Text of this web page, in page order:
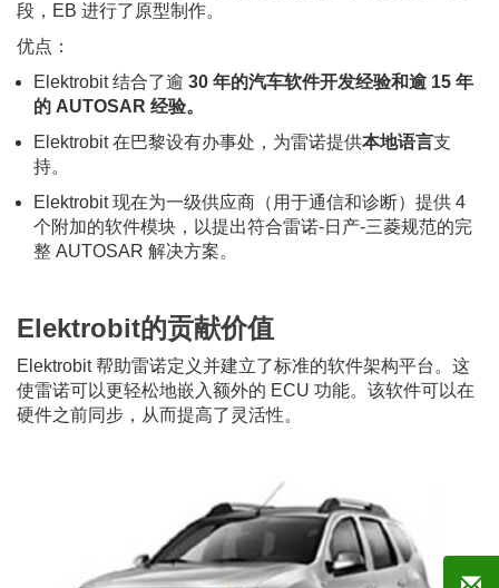
段，EB 进行了原型制作。
优点：
Elektrobit 结合了逾 30 年的汽车软件开发经验和逾 15 年
的 AUTOSAR 经验。
Elektrobit 在巴黎设有办事处，为雷诺提供本地语言支
持。
Elektrobit 现在为一级供应商（用于通信和诊断）提供 4
个附加的软件模块，以提出符合雷诺-日产-三菱规范的完
整 AUTOSAR 解决方案。
Elektrobit的贡献价值
Elektrobit 帮助雷诺定义并建立了标准的软件架构平台。这
使雷诺可以更轻松地嵌入额外的 ECU 功能。该软件可以在
硬件之前同步，从而提高了灵活性。